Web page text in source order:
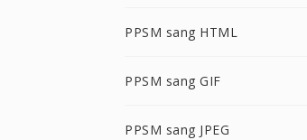
PPSM sang HTML
PPSM sang GIF
PPSM sang JPEG